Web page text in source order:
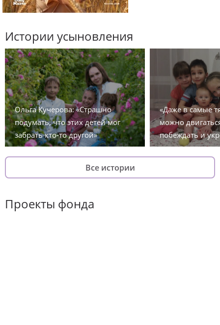
Истории усыновления
Ольга Кучерова: «Страшно
подумать, что этих детей мог
забрать кто-то другой»
«Даже в самые
можно
побеждать и
Все истории
Проекты фонда